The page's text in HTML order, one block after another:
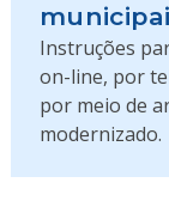
Instruções
on-line, por
por meio de
modernizado.